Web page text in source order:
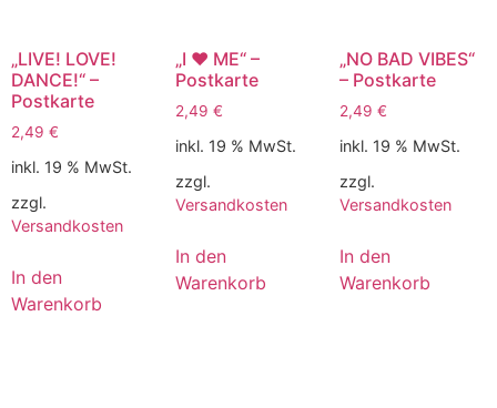
„LIVE! LOVE!
DANCE!“ –
Postkarte
2,49 €
inkl. 19 % MwSt.
zzgl.
Versandkosten
In den
Warenkorb
„I ♥️ ME“ –
Postkarte
2,49 €
inkl. 19 % MwSt.
zzgl.
Versandkosten
In den
Warenkorb
„NO BAD VIBES“
– Postkarte
2,49 €
inkl. 19 % MwSt.
zzgl.
Versandkosten
In den
Warenkorb